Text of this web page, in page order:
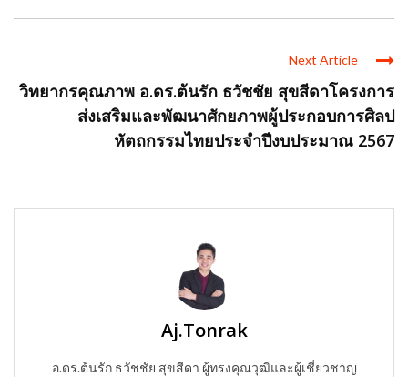
Next Article
วิทยากรคุณภาพ อ.ดร.ต้นรัก ธวัชชัย สุขสีดาโครงการ
ส่งเสริมและพัฒนาศักยภาพผู้ประกอบการศิลป
หัตถกรรมไทยประจําปีงบประมาณ 2567
Aj.Tonrak
อ.ดร.ต้นรัก ธวัชชัย สุขสีดา ผู้ทรงคุณวุฒิและผู้เชี่ยวชาญ